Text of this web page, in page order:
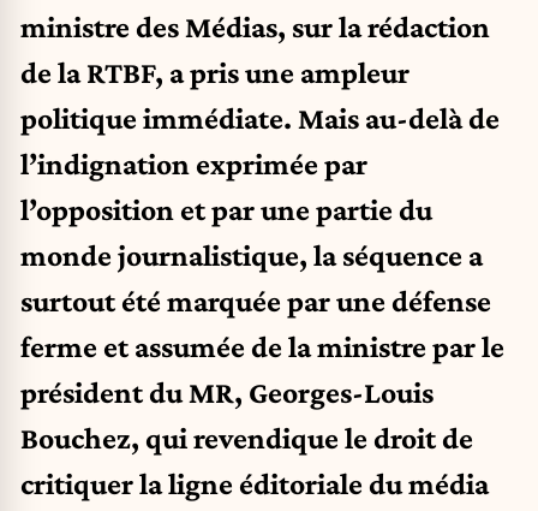
ministre des Médias, sur la rédaction
de la RTBF, a pris une ampleur
politique immédiate. Mais au-delà de
l’indignation exprimée par
l’opposition et par une partie du
monde journalistique, la séquence a
surtout été marquée par une défense
ferme et assumée de la ministre par le
président du MR, Georges-Louis
Bouchez, qui revendique le droit de
critiquer la ligne éditoriale du média